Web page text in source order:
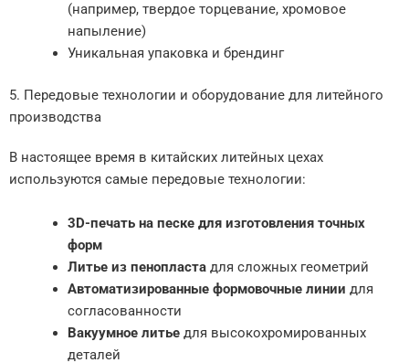
(например, твердое торцевание, хромовое
напыление)
Уникальная упаковка и брендинг
5. Передовые технологии и оборудование для литейного
производства
В настоящее время в китайских литейных цехах
используются самые передовые технологии:
3D-печать на песке для изготовления точных
форм
Литье из пенопластадля сложных геометрий
Автоматизированные формовочные линии для
согласованности
Вакуумное литьедля высокохромированных
деталей